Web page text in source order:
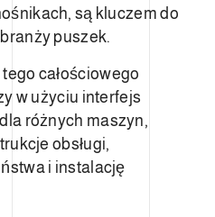
są kluczem do
puszek.
całościowego
w użyciu interfejs
różnych maszyn,
obsługi,
i instalację